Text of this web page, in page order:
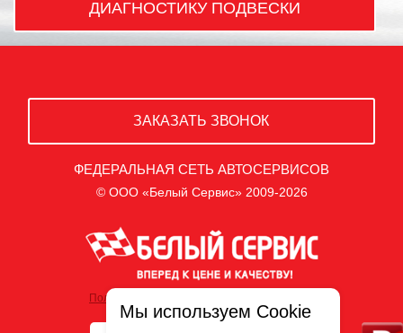
ДИАГНОСТИКУ ПОДВЕСКИ
ЗАКАЗАТЬ ЗВОНОК
ФЕДЕРАЛЬНАЯ СЕТЬ АВТОСЕРВИСОВ
© ООО «Белый Сервис» 2009-2026
Политика обработки персональных данных
Мы используем Cookie